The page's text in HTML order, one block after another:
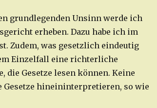
grundlegenden Unsinn werde ich
erheben. Dazu habe ich im
Zudem, was gesetzlich eindeutig
Einzelfall eine richterliche
die Gesetze lesen können. Keine
Gesetze hineininterpretieren, so wie